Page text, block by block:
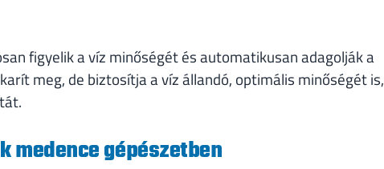
figyelik a víz minőségét és automatikusan adagolják a
meg, de biztosítja a víz állandó, optimális minőségét is,
medence gépészetben